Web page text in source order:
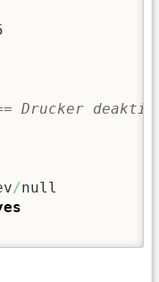
Drucker
/null